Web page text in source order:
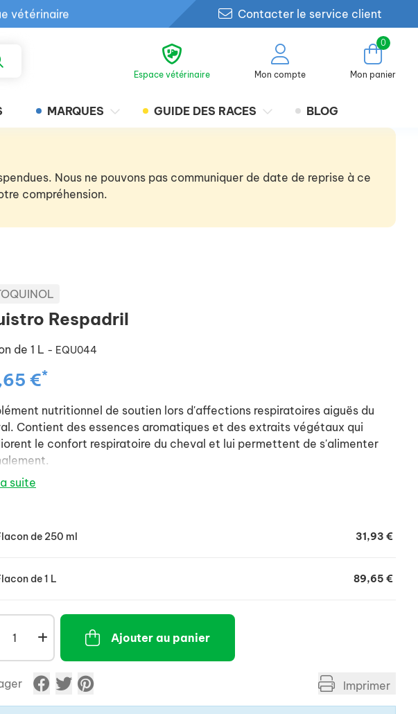
vétérinaire
clinique
Contacter le service client
Espace vétérinaire Mon compte
0
Mon panier
MARQUES GUIDE DES RACES BLOG
Nous ne pouvons pas communiquer de date de reprise à ce
compréhension.
Respadril
de 1 L - EQU044
€*
nutritionnel de soutien lors d'affections respiratoires aiguës du
Contient des essences aromatiques et des extraits végétaux qui
le confort respiratoire du cheval et lui permettent de s'alimenter
suite
de 250 ml 31,93 €
de 1 L 89,65 €
Ajouter au panier
Imprimer